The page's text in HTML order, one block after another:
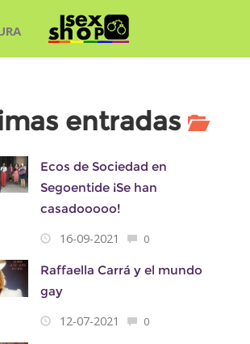
entradas
Ecos de Sociedad en
Segoentide ¡Se han
casadooooo!
16-09-2021
0
Raffaella Carrá y el mundo
gay
12-07-2021
0